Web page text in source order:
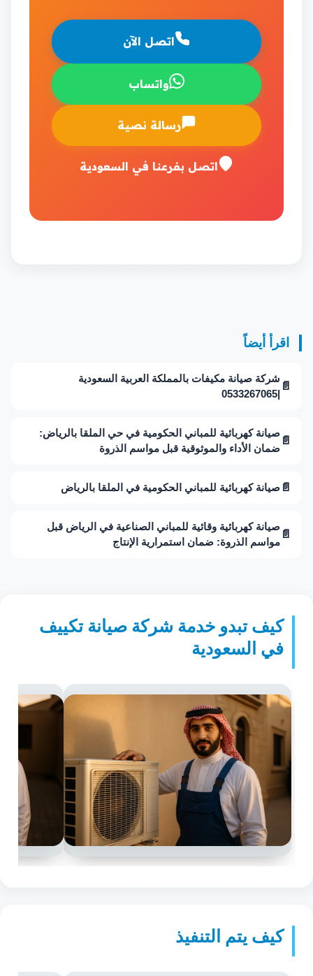
اتصل الآن
واتساب
رسالة نصية
اتصل بفرعنا في السعودية
اقرأ أيضاً
📄
شركة صيانة مكيفات بالمملكة العربية السعودية
📄
صيانة كهربائية للمباني الحكومية في حي الملقا بالرياض:
ضمان الأداء والموثوقية قبل مواسم الذروة
📄 صيانة كهربائية للمباني الحكومية في الملقا بالرياض
📄
صيانة كهربائية وقائية للمباني الصناعية في الرياض قبل
مواسم الذروة: ضمان استمرارية الإنتاج
كيف تبدو خدمة شركة صيانة تكييف
في السعودية
كيف يتم التنفيذ